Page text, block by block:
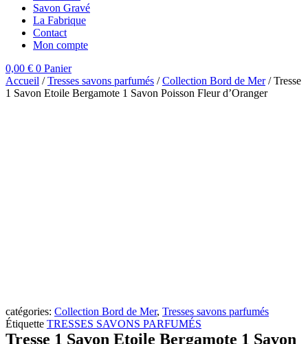
Savon Gravé
La Fabrique
Contact
Mon compte
0,00 € 0 Panier
Accueil /Tresses savons parfumés /Collection Bord de Mer/ Tresse
1 Savon Etoile Bergamote 1 Savon Poisson Fleur d’Oranger
catégories: Collection Bord de Mer, Tresses savons parfumés
Étiquette TRESSES SAVONS PARFUMÉS
Tresse 1 Savon Etoile Bergamote 1 Savon